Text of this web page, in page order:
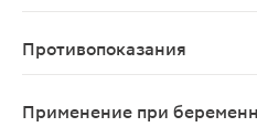
Противопоказания
Применение при